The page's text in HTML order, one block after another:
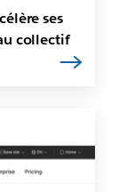
ses
collectif